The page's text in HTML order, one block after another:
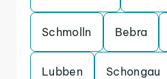
Schmolln Bebra
Lubben Schongau